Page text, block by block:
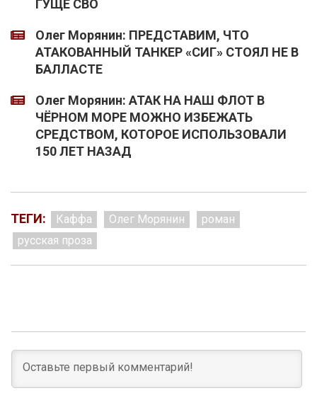
ГУЩЕ СВО
Олег Морянин: ПРЕДСТАВИМ, ЧТО
АТАКОВАННЫЙ ТАНКЕР «СИГ» СТОЯЛ НЕ В
БАЛЛАСТЕ
Олег Морянин: АТАК НА НАШ ФЛОТ В
ЧЁРНОМ МОРЕ МОЖНО ИЗБЕЖАТЬ
СРЕДСТВОМ, КОТОРОЕ ИСПОЛЬЗОВАЛИ
150 ЛЕТ НАЗАД
ТЕГИ: Каффа Олег Морянин
роман
русская проза